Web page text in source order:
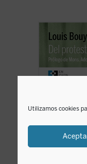
Utilizamos cookies
A lo largo de
expone
cordialidad y
desde dentro,
del